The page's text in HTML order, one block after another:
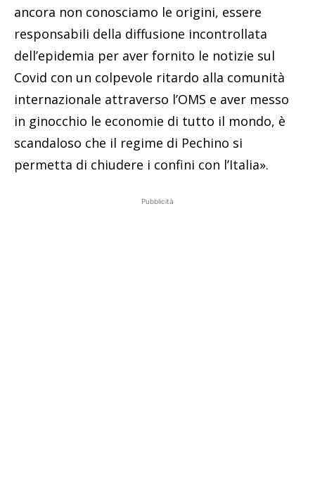
ancora non conosciamo le origini, essere
responsabili della diffusione incontrollata
dell’epidemia per aver fornito le notizie sul
Covid con un colpevole ritardo alla comunità
internazionale attraverso l’OMS e aver messo
in ginocchio le economie di tutto il mondo, è
scandaloso che il regime di Pechino si
permetta di chiudere i confini con l’Italia».
Pubblicità